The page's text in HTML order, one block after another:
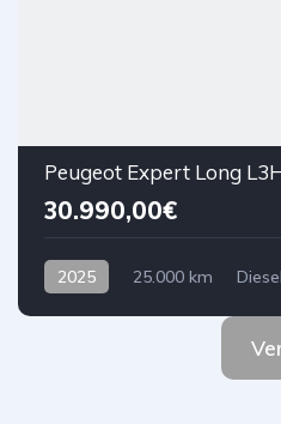
30.990,00€
2025 25.000 km Diesel